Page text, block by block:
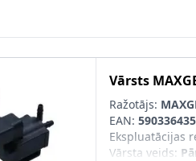
Vārsts
Ražotājs:
EAN:
Ekspluatācijas
Vārsta veids: